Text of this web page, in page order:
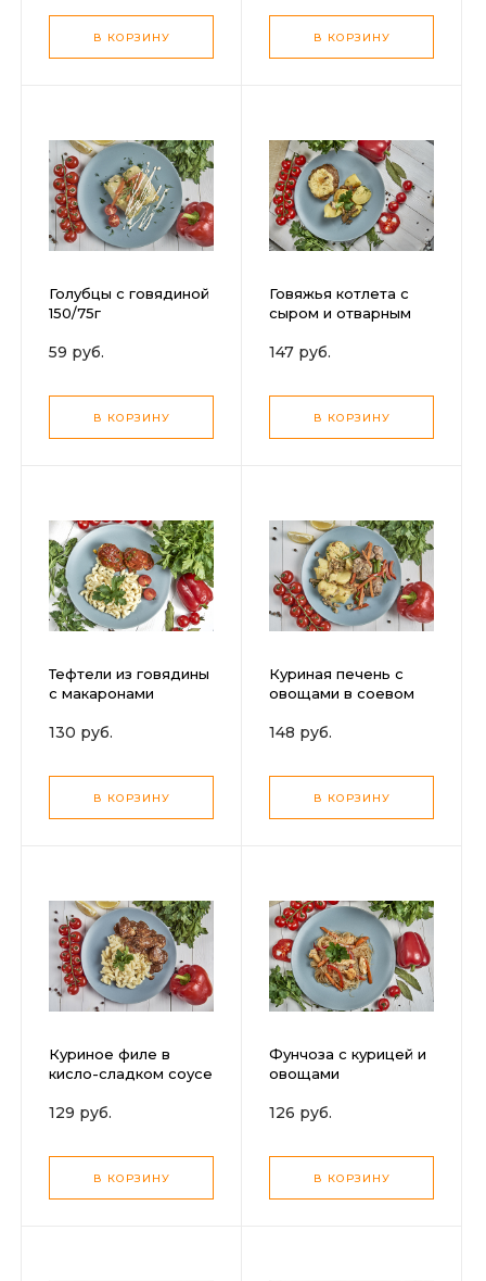
В КОРЗИНУ В КОРЗИНУ
Голубцы с говядиной
150/75г
59 руб.
В КОРЗИНУ
Говяжья котлета с
сыром и отварным
грибами
147 руб.
В КОРЗИНУ
Тефтели из говядины
с макаронами
130 руб.
В КОРЗИНУ
Куриная печень с
овощами в соевом
картофелем и
148 руб.
В КОРЗИНУ
Куриное филе в
кисло-сладком соусе
129 руб.
В КОРЗИНУ
Фунчоза с курицей и
овощами
126 руб.
В КОРЗИНУ